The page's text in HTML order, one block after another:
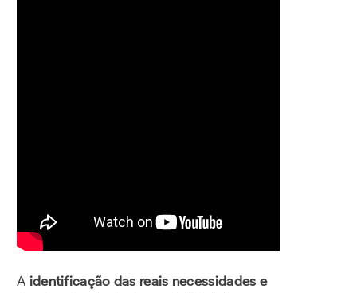
A identificação das reais necessidades e